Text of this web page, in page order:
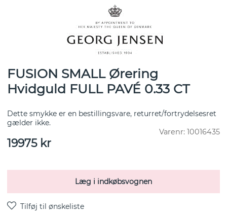
FUSION SMALL Ørering
Hvidguld FULL PAVÉ 0.33 CT
Dette smykke er en bestillingsvare, returret/fortrydelsesret
gælder ikke.
Varenr: 10016435
19975kr
Læg i indkøbsvognen